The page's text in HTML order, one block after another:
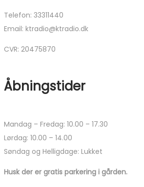
Telefon: 33311440
Email: ktradio@ktradio.dk
CVR: 20475870
Åbningstider
Mandag – Fredag: 10.00 – 17.30
Lørdag: 10.00 – 14.00
Søndag og Helligdage: Lukket
Husk der er gratis parkering i gården.